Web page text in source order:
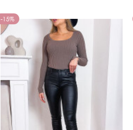
-15%